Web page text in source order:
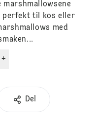
marshmallowsene
perfekt til kos eller
med
LES MER +
Del